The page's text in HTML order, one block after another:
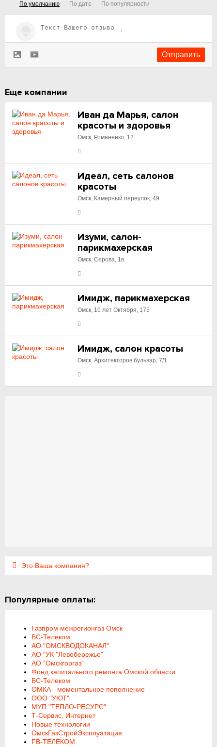
По умолчанию По дате По популярности
Еще компании
Иван да Марья, салон
красоты и здоровья
Омск, Романенко, 12
Идеал, сеть салонов
красоты
Омск, Камерный переулок, 49
Изуми, салон-
парикмахерская
Омск, Серова, 1в
Имидж, парикмахерская
Омск, 10 лет Октября, 175
Имидж, салон красоты
Омск, Архитекторов бульвар, 7/1
Это Ваша компания?
Популярные оплаты:
Газпром межрегионгаз Омск
БС-Телеком
АО "ОМСКВОДОКАНАЛ"
АО "УК "Левобережье"
АО "Омскгоргаз"
Фонд капитального ремонта Омской области
БС-Телеком
ОМКА - моментальное пополнение
ООО "УЮТ"
МУП "ТЕПЛО-РЕСУРС"
Т-Сервис, Интернет
Новые технологии
ОмскГазСтройЭксплуатация
FB-ТЕЛЕКОМ